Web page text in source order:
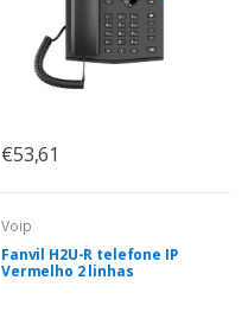
€53,61
Voip
Fanvil H2U-R telefone IP
Vermelho 2 linhas